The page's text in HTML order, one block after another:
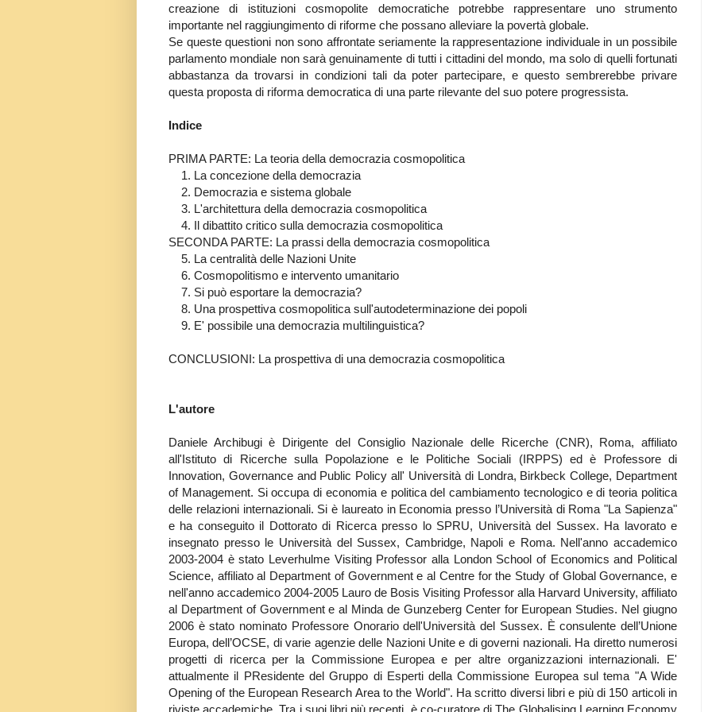
creazione di istituzioni cosmopolite democratiche potrebbe rappresentare uno strumento
importante nel raggiungimento di riforme che possano alleviare la povertà globale.
Se queste questioni non sono affrontate seriamente la rappresentazione individuale in un possibile
parlamento mondiale non sarà genuinamente di tutti i cittadini del mondo, ma solo di quelli fortunati
abbastanza da trovarsi in condizioni tali da poter partecipare, e questo sembrerebbe privare
questa proposta di riforma democratica di una parte rilevante del suo potere progressista.
Indice
PRIMA PARTE: La teoria della democrazia cosmopolitica
1. La concezione della democrazia
2. Democrazia e sistema globale
3. L'architettura della democrazia cosmopolitica
4. Il dibattito critico sulla democrazia cosmopolitica
SECONDA PARTE: La prassi della democrazia cosmopolitica
5. La centralità delle Nazioni Unite
6. Cosmopolitismo e intervento umanitario
7. Si può esportare la democrazia?
8. Una prospettiva cosmopolitica sull'autodeterminazione dei popoli
9. E' possibile una democrazia multilinguistica?
CONCLUSIONI: La prospettiva di una democrazia cosmopolitica
L'autore
Daniele Archibugi è Dirigente del Consiglio Nazionale delle Ricerche (CNR), Roma, affiliato
all'Istituto di Ricerche sulla Popolazione e le Politiche Sociali (IRPPS) ed è Professore di
Innovation, Governance and Public Policy all' Università di Londra, Birkbeck College, Department
of Management. Si occupa di economia e politica del cambiamento tecnologico e di teoria politica
delle relazioni internazionali. Si è laureato in Economia presso l’Università di Roma "La Sapienza"
e ha conseguito il Dottorato di Ricerca presso lo SPRU, Università del Sussex. Ha lavorato e
insegnato presso le Università del Sussex, Cambridge, Napoli e Roma. Nell'anno accademico
2003-2004 è stato Leverhulme Visiting Professor alla London School of Economics and Political
Science, affiliato al Department of Government e al Centre for the Study of Global Governance, e
nell'anno accademico 2004-2005 Lauro de Bosis Visiting Professor alla Harvard University, affiliato
al Department of Government e al Minda de Gunzeberg Center for European Studies. Nel giugno
2006 è stato nominato Professore Onorario dell'Università del Sussex. È consulente dell’Unione
Europa, dell’OCSE, di varie agenzie delle Nazioni Unite e di governi nazionali. Ha diretto numerosi
progetti di ricerca per la Commissione Europea e per altre organizzazioni internazionali. E'
attualmente il PResidente del Gruppo di Esperti della Commissione Europea sul tema "A Wide
Opening of the European Research Area to the World". Ha scritto diversi libri e più di 150 articoli in